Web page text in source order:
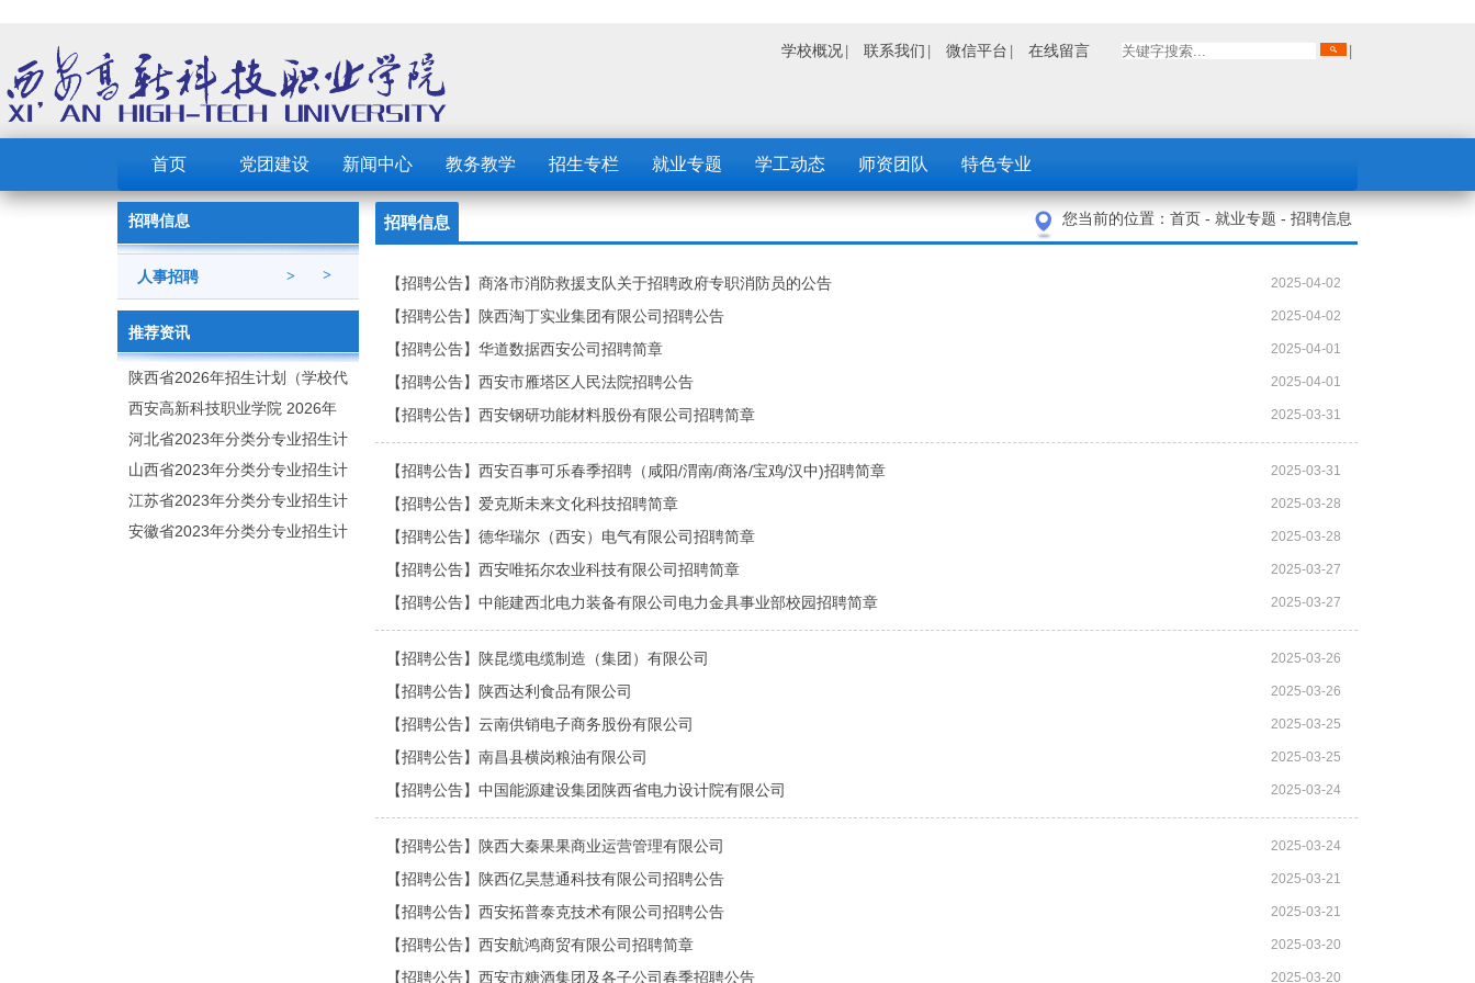
学校概况 联系我们 微信平台 在线留言
首页 党团建设 新闻中心 教务教学 招生专栏 就业专题 学工动态 师资团队 特色专业
招聘信息
>
>
人事招聘
推荐资讯
陕西省2026年招生计划（学校代
码：8103）
西安高新科技职业学院 2026年
招生章程
河北省2023年分类分专业招生计
划（院校代号：1889）
山西省2023年分类分专业招生计
划（院校代号：5560）
江苏省2023年分类分专业招生计
划（院校代号：8931）
安徽省2023年分类分专业招生计
招聘信息 您当前的位置： 首页 - 就业专题 - 招聘信息
2025-04-02
【招聘公告】商洛市消防救援支队关于招聘政府专职消防员的公告
2025-04-02
【招聘公告】陕西淘丁实业集团有限公司招聘公告
2025-04-01
【招聘公告】华道数据西安公司招聘简章
2025-04-01
【招聘公告】西安市雁塔区人民法院招聘公告
2025-03-31
【招聘公告】西安钢研功能材料股份有限公司招聘简章
2025-03-31
【招聘公告】西安百事可乐春季招聘（咸阳/渭南/商洛/宝鸡/汉中)招聘简章
2025-03-28
【招聘公告】爱克斯未来文化科技招聘简章
2025-03-28
【招聘公告】德华瑞尔（西安）电气有限公司招聘简章
2025-03-27
【招聘公告】西安唯拓尔农业科技有限公司招聘简章
2025-03-27
【招聘公告】中能建西北电力装备有限公司电力金具事业部校园招聘简章
2025-03-26
【招聘公告】陕昆缆电缆制造（集团）有限公司
2025-03-26
【招聘公告】陕西达利食品有限公司
2025-03-25
【招聘公告】云南供销电子商务股份有限公司
2025-03-25
【招聘公告】南昌县横岗粮油有限公司
2025-03-24
【招聘公告】中国能源建设集团陕西省电力设计院有限公司
2025-03-24
【招聘公告】陕西大秦果果商业运营管理有限公司
2025-03-21
【招聘公告】陕西亿昊慧通科技有限公司招聘公告
2025-03-21
【招聘公告】西安拓普泰克技术有限公司招聘公告
2025-03-20
【招聘公告】西安航鸿商贸有限公司招聘简章
2025-03-20
【招聘公告】西安市糖酒集团及各子公司春季招聘公告